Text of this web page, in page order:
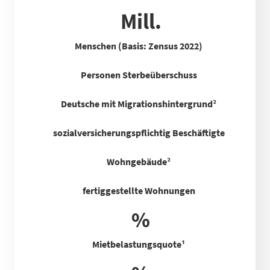
Mill.
Menschen (Basis: Zensus 2022)
Personen Sterbeüberschuss
Deutsche mit Migrationshintergrund²
sozialversicherungspflichtig Beschäftigte
Wohngebäude²
fertiggestellte Wohnungen
%
Mietbelastungsquote¹